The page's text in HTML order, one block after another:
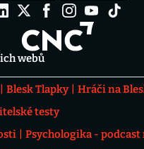
webů
Blesk Tlapky Hráči na
testy
Psychologika -